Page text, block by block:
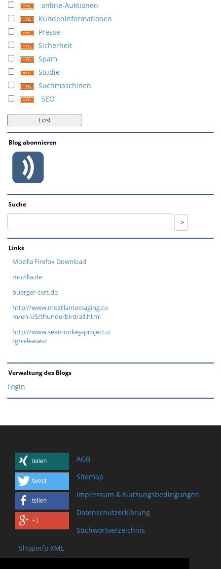
online-Auktionen
Kundeninformationen
Presse
Sicherheit
Spam
Studie
Suchmaschinen
SEO
Blog abonnieren
Suche
Links
Mozilla Firefox Download
mozilla.de
buerger-cert.de
http://www.mozillamessaging.co
m/en-US/thunderbird/all.html
http://www.seamonkey-project.o
rg/releases/
Verwaltung des Blogs
Login
teilen
tweet
teilen
+1
AGB
Sitemap
Impressum & Nutzungsbedingungen
Datenschutzerklärung
Stichwortverzeichnis
Shopinfo XML